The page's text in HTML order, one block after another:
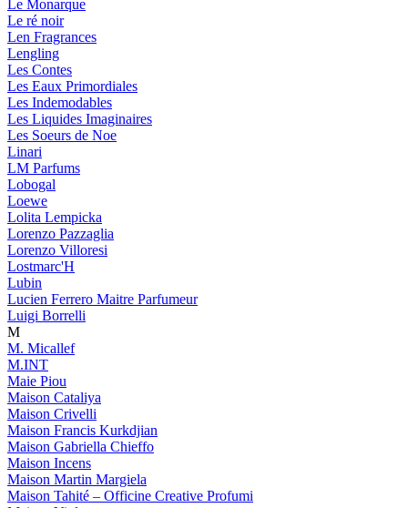
Le Monarque
Le ré noir
Len Fragrances
Lengling
Les Contes
Les Eaux Primordiales
Les Indemodables
Les Liquides Imaginaires
Les Soeurs de Noe
Linari
LM Parfums
Lobogal
Loewe
Lolita Lempicka
Lorenzo Pazzaglia
Lorenzo Villoresi
Lostmarc'H
Lubin
Lucien Ferrero Maitre Parfumeur
Luigi Borrelli
M
M. Micallef
M.INT
Maie Piou
Maison Cataliya
Maison Crivelli
Maison Francis Kurkdjian
Maison Gabriella Chieffo
Maison Incens
Maison Martin Margiela
Maison Tahité – Officine Creative Profumi